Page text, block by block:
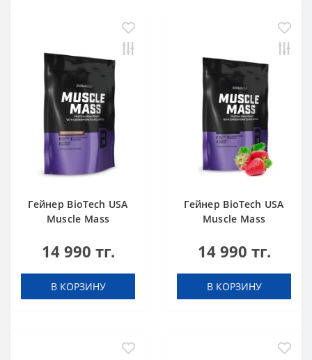
Гейнер BioTech USA
Muscle Mass
14 990 тг.
В КОРЗИНУ
Гейнер BioTech USA
Muscle Mass
14 990 тг.
В КОРЗИНУ